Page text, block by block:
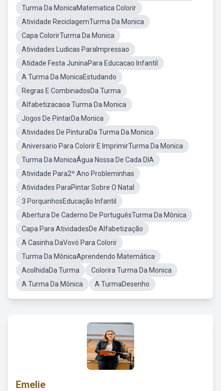
Turma Da MonicaMatematica Colorir
Atividade ReciclagemTurma Da Monica
Capa ColorirTurma Da Monica
Atividades Ludicas ParaImpressao
Atidade Festa JuninaPara Educacao Infantil
A Turma Da MonicaEstudando
Regras E CombinadosDa Turma
Alfabetizacaoa Turma Da Monica
Jogos De PintarDa Monica
Atividades De PinturaDa Turma Da Monica
Aniversario Para Colorir E ImprimirTurma Da Monica
Turma Da MonicaÁgua Nossa De Cada DIA
Atividade Para2º Ano Probleminhas
Atividades ParaPintar Sobre O Natal
3 PorquinhosEducação Infantil
Abertura De Caderno De PortuguêsTurma Da Mônica
Capa Para AtividadesDe Alfabetização
A Casinha DaVovó Para Colorir
Turma Da MônicaAprendendo Matemática
AcolhidaDa Turma
Colorira Turma Da Monica
A Turma Da Mônica
A TurmaDesenho
Emelie